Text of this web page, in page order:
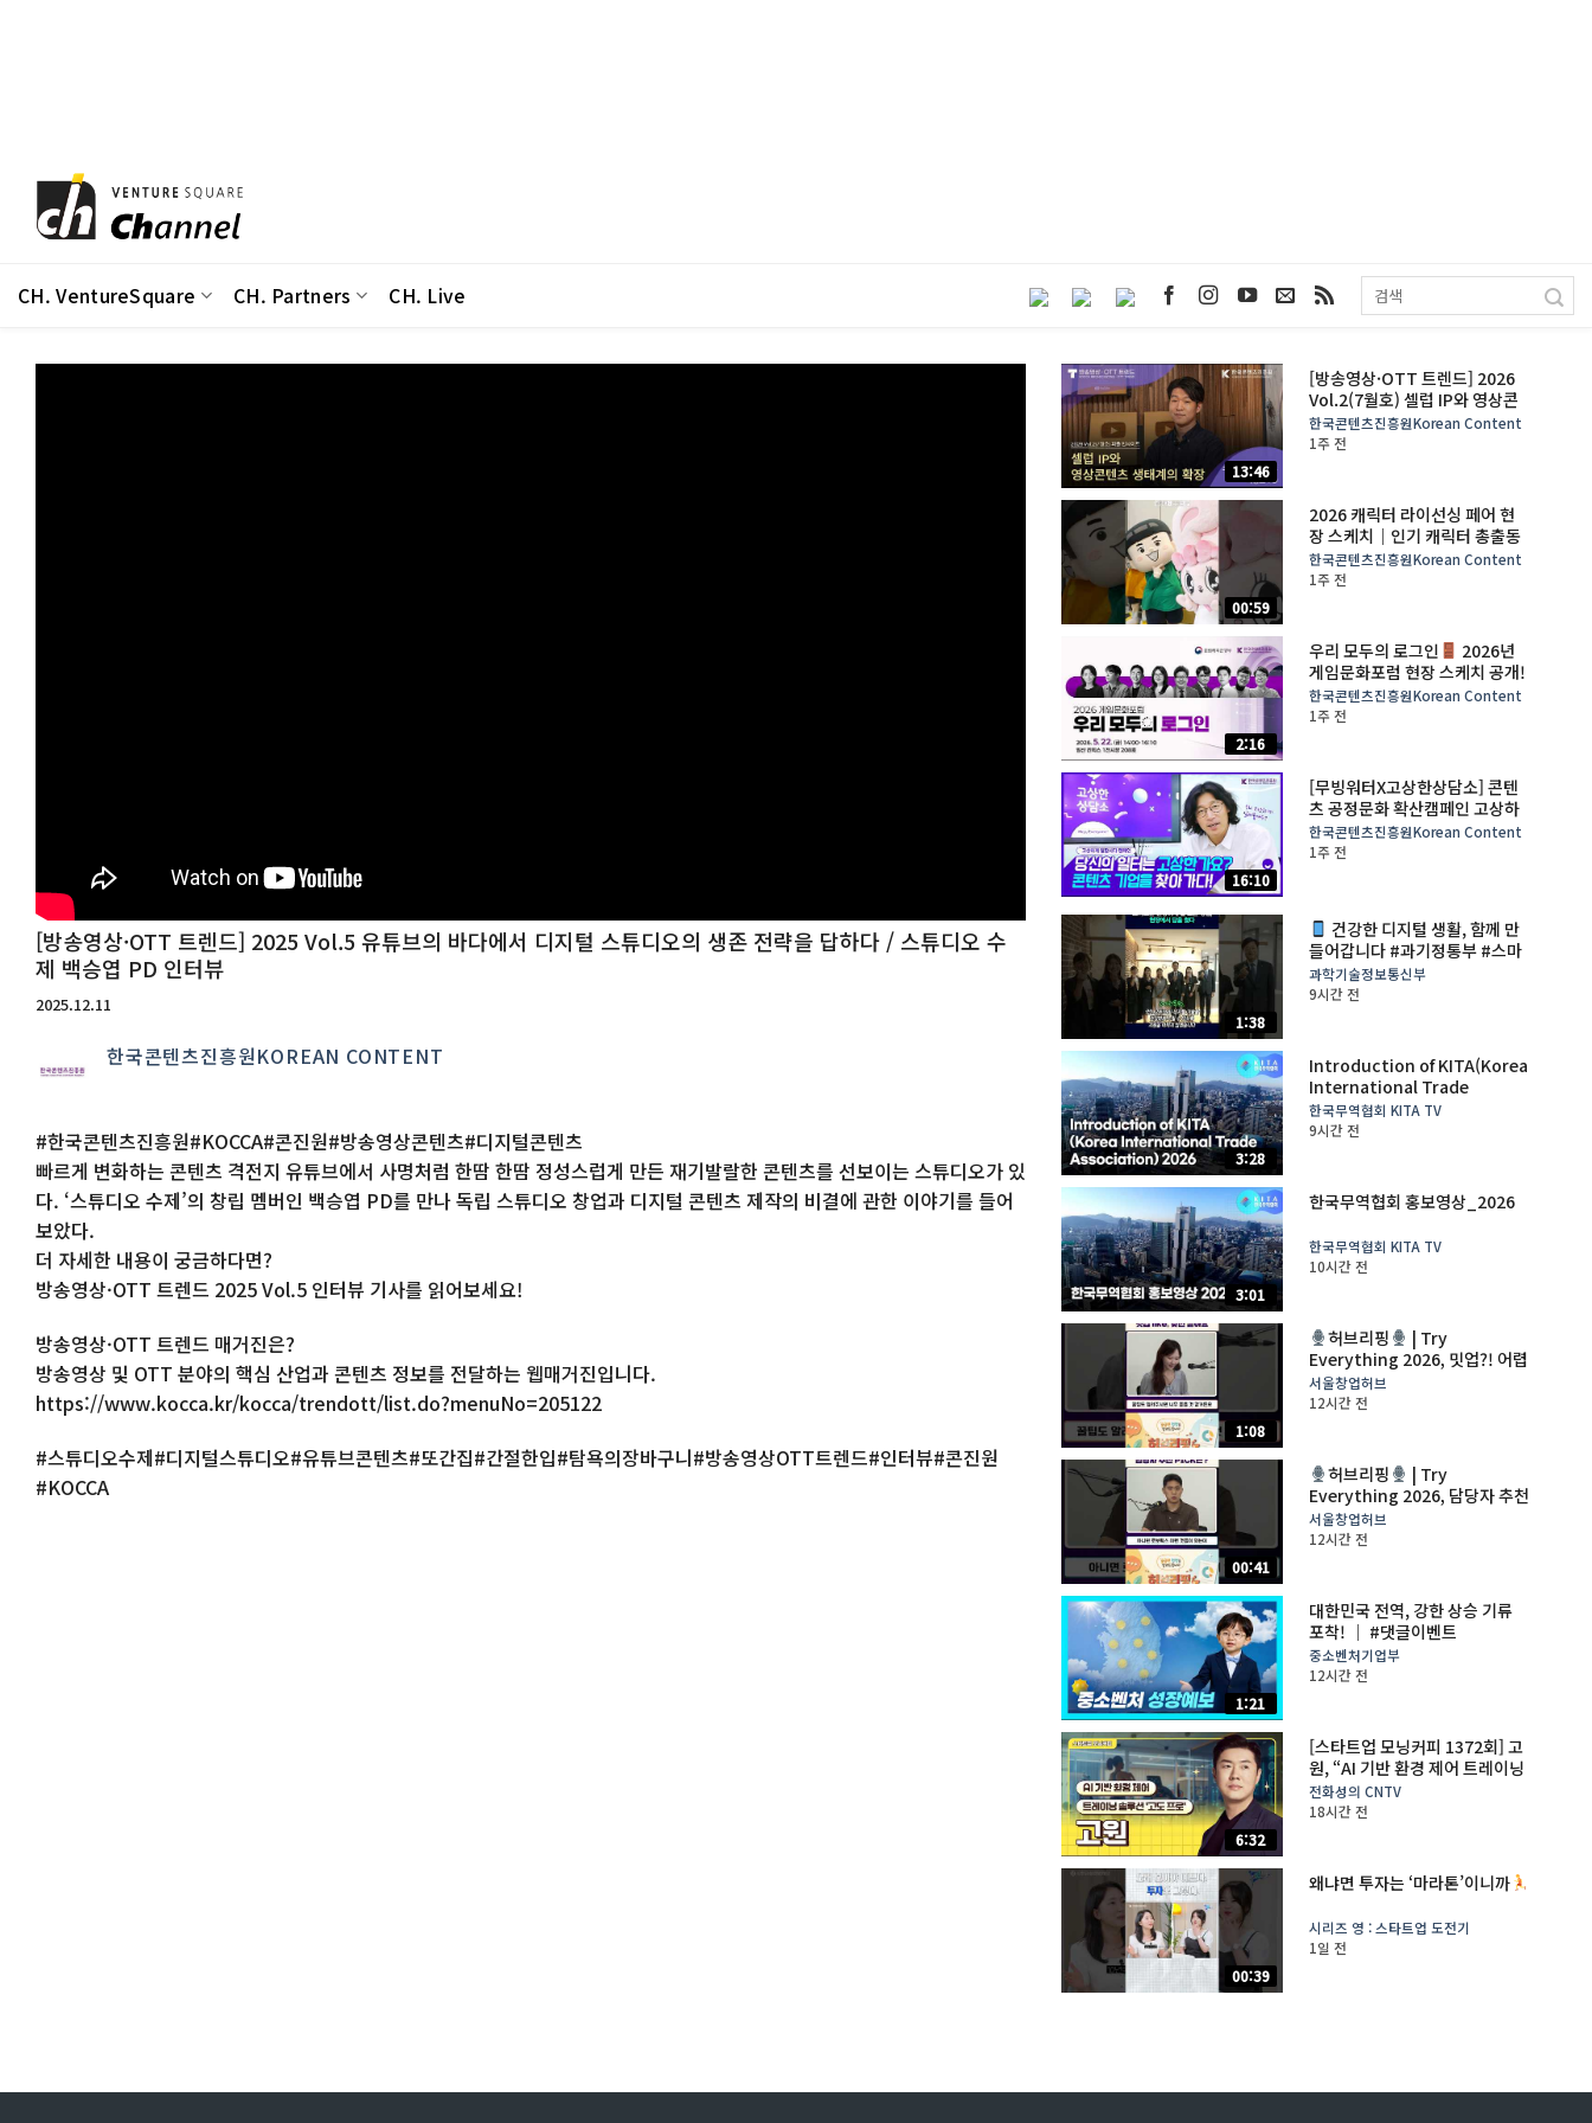
CH. VentureSquare CH. Partners CH. Live
[방송영상·OTT 트렌드] 2025 Vol.5 유튜브의 바다에서 디지털 스튜디오의 생존 전략을 답하다 / 스튜디오 수
제 백승엽 PD 인터뷰
2025.12.11
한국콘텐츠진흥원KOREAN CONTENT
#한국콘텐츠진흥원#KOCCA#콘진원#방송영상콘텐츠#디지털콘텐츠
빠르게 변화하는 콘텐츠 격전지 유튜브에서 사명처럼 한땀 한땀 정성스럽게 만든 재기발랄한 콘텐츠를 선보이는 스튜디오가 있
다. ‘스튜디오 수제’의 창립 멤버인 백승엽 PD를 만나 독립 스튜디오 창업과 디지털 콘텐츠 제작의 비결에 관한 이야기를 들어
보았다.
더 자세한 내용이 궁금하다면?
방송영상·OTT 트렌드 2025 Vol.5 인터뷰 기사를 읽어보세요!
방송영상·OTT 트렌드 매거진은?
방송영상 및 OTT 분야의 핵심 산업과 콘텐츠 정보를 전달하는 웹매거진입니다.
https://www.kocca.kr/kocca/trendott/list.do?menuNo=205122
#스튜디오수제#디지털스튜디오#유튜브콘텐츠#또간집#간절한입#탐욕의장바구니#방송영상OTT트렌드#인터뷰#콘진원
#KOCCA
13:46
[방송영상·OTT 트렌드] 2026
Vol.2(7월호) 셀럽 IP와 영상콘
텐츠 생태계의 확장 / 이정호 스
튜디오 에피소드 PD 인터뷰
한국콘텐츠진흥원Korean Content
1주 전
00:59
2026 캐릭터 라이선싱 페어 현
장 스케치｜인기 캐릭터 총출동
한국콘텐츠진흥원Korean Content
1주 전
2:16
우리 모두의 로그인
2026년
게임문화포럼 현장 스케치 공개!
한국콘텐츠진흥원Korean Content
1주 전
16:10
[무빙워터X고상한상담소] 콘텐
츠 공정문화 확산캠페인 고상하
게 일합시다!
한국콘텐츠진흥원Korean Content
1주 전
1:38
건강한 디지털 생활, 함께 만
들어갑니다 #과기정통부 #스마
트쉼센터 #배경훈
과학기술정보통신부
9시간 전
3:28
Introduction of KITA(Korea
International Trade
Association)_2026
한국무역협회 KITA TV
9시간 전
3:01
한국무역협회 홍보영상_2026
한국무역협회 KITA TV
10시간 전
1:08
허브리핑
| Try
Everything 2026, 밋업?! 어렵
지 않아요
서울창업허브
12시간 전
00:41
허브리핑
| Try
Everything 2026, 담당자 추천
PICK은?
서울창업허브
12시간 전
1:21
대한민국 전역, 강한 상승 기류
포착! │ #댓글이벤트
중소벤처기업부
12시간 전
6:32
[스타트업 모닝커피 1372회] 고
원, “AI 기반 환경 제어 트레이닝
솔루션 ‘고도 프로'”
전화성의 CNTV
18시간 전
00:39
왜냐면 투자는 ‘마라톤’이니까
시리즈 영 : 스타트업 도전기
1일 전